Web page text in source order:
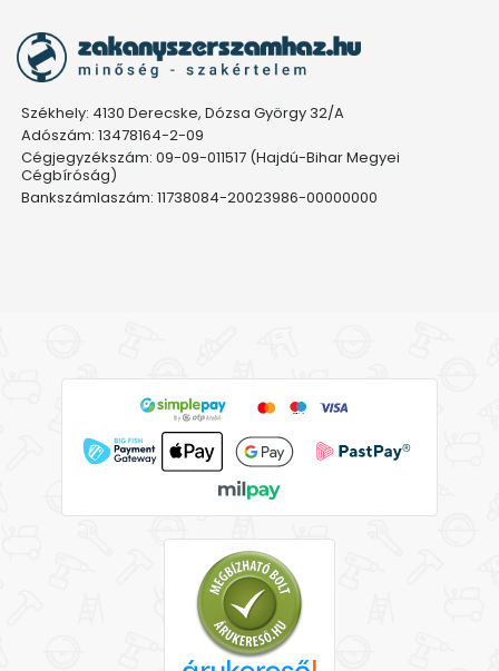
Székhely: 4130 Derecske, Dózsa György 32/A
Adószám: 13478164-2-09
Cégjegyzékszám: 09-09-011517 (Hajdú-Bihar Megyei
Cégbíróság)
Bankszámlaszám: 11738084-20023986-00000000